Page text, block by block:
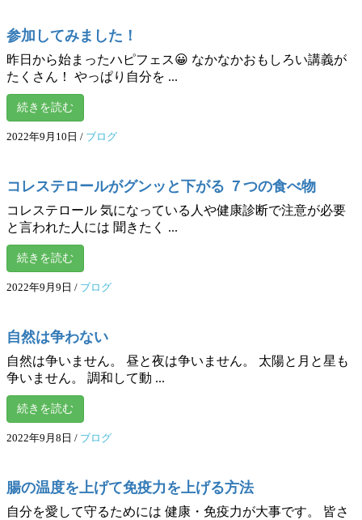
参加してみました！
昨日から始まったハピフェス😀 なかなかおもしろい講義が
たくさん！ やっぱり自分を ...
続きを読む
2022年9月10日 / ブログ
コレステロールがグンッと下がる ７つの食べ物
コレステロール 気になっている人や健康診断で注意が必要
と言われた人には 聞きたく ...
続きを読む
2022年9月9日 / ブログ
自然は争わない
自然は争いません。 昼と夜は争いません。 太陽と月と星も
争いません。 調和して動 ...
続きを読む
2022年9月8日 / ブログ
腸の温度を上げて免疫力を上げる方法
自分を愛して守るためには 健康・免疫力が大事です。 皆さ